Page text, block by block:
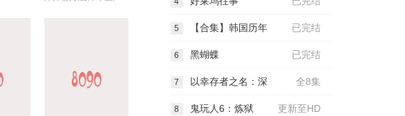
已完结
5 【合集】韩国历年
已完结
6 黑蝴蝶
全8集
7 以幸存者之名：深
更新至HD
8 鬼玩人6：炼狱